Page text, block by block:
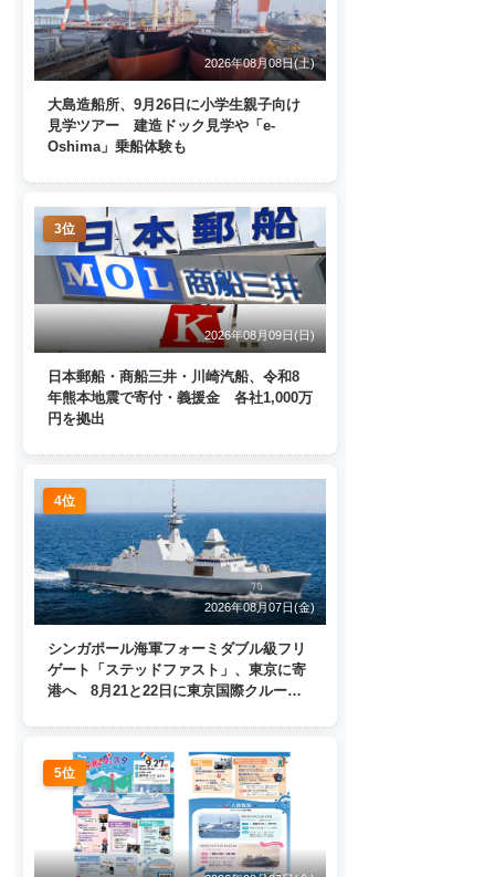
2026年08月08日(土)
大島造船所、9月26日に小学生親子向け
見学ツアー 建造ドック見学や「e-
Oshima」乗船体験も
3位
2026年08月09日(日)
日本郵船・商船三井・川崎汽船、令和8
年熊本地震で寄付・義援金 各社1,000万
円を拠出
4位
2026年08月07日(金)
シンガポール海軍フォーミダブル級フリ
ゲート「ステッドファスト」、東京に寄
港へ 8月21と22日に東京国際クルーズ
5位